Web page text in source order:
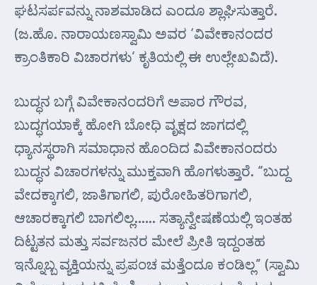
ಘಟಸರ್ಪವನ್ನು ನಾಶಮಾಡಿದ ಎಂದೂ ಶ್ಲಾಘಿಸುತ್ತಾರೆ.
(ಜ.ಹೊ. ನಾರಾಯಣಸ್ವಾಮಿ ಅವರ ‘ವಿವೇಕಾನಂದರ
ಕ್ರಾಂತಿಕಾರಿ ವಿಚಾರಗಳು’ ಕೃತಿಯಲ್ಲಿ ಈ ಉಲ್ಲೇಖವಿದೆ).
ಬುದ್ಧನ ಬಗ್ಗೆ ವಿವೇಕಾನಂದರಿಗೆ ಅಪಾರ ಗೌರವ,
ಬುದ್ಧಗಯಾಕ್ಕೆ ಹೋಗಿ ಬೋಧಿ ವೃಕ್ಷದ ಜಾಗದಲ್ಲಿ
ಧ್ಯಾನಸ್ಥರಾಗಿ ಸಮಾಧಾನ ಹೊಂದಿದ ವಿವೇಕಾನಂದರು
ಬುದ್ಧನ ವಿಚಾರಗಳನ್ನು ಮುಕ್ತವಾಗಿ ಹೊಗಳುತ್ತಾರೆ. “ಬುದ್ದ
ವೇದಕ್ಕಾಗಲಿ, ಜಾತಿಗಾಗಲಿ, ಪುರೋಹಿತರಿಗಾಗಲಿ,
ಆಚಾರಕ್ಕಾಗಲಿ ಬಾಗಲಿಲ್ಲ…… ಸತ್ಯಾನ್ವೇಷಣೆಯಲ್ಲಿ ಇಂತಹ
ದಿಟ್ಟತನ ಮತ್ತು ಸರ್ವಜನರ ಮೇಲೆ ಪ್ರೀತಿ ಇದ್ದಂತಹ
ಇನ್ನೊಬ್ಬ ವ್ಯಕ್ತಿಯನ್ನು ಪ್ರಪಂಚ ಮತ್ತೆಂದೂ ಕಂಡಿಲ್ಲ” (ಸ್ವಾಮಿ